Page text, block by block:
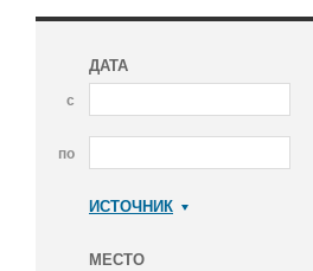
ДАТА
с
по
ИСТОЧНИК
МЕСТО